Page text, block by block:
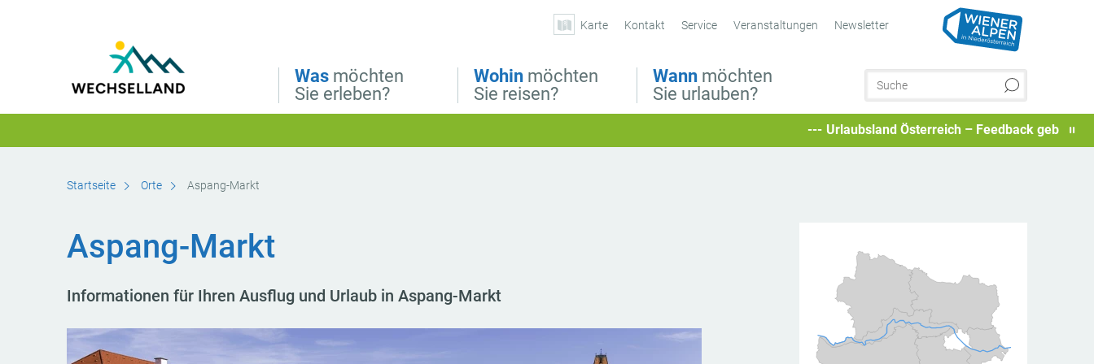
Was möchten
Sie erleben?
Wohin möchten
Sie reisen?
Wann möchten
Sie urlauben?
Karte Kontakt Service Veranstaltungen Newsletter
Urlaubsland Österreich – Feedback geben und
Startseite Orte Aspang-Markt
Aspang-Markt
Informationen für Ihren Ausflug und Urlaub in Aspang-Markt